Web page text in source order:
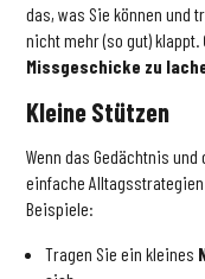
das, was Sie können und
nicht mehr (so gut) klappt.
Missgeschicke zu
Kleine Stützen
Wenn das Gedächtnis
einfache
Beispiele:
Tragen Sie ein kleines